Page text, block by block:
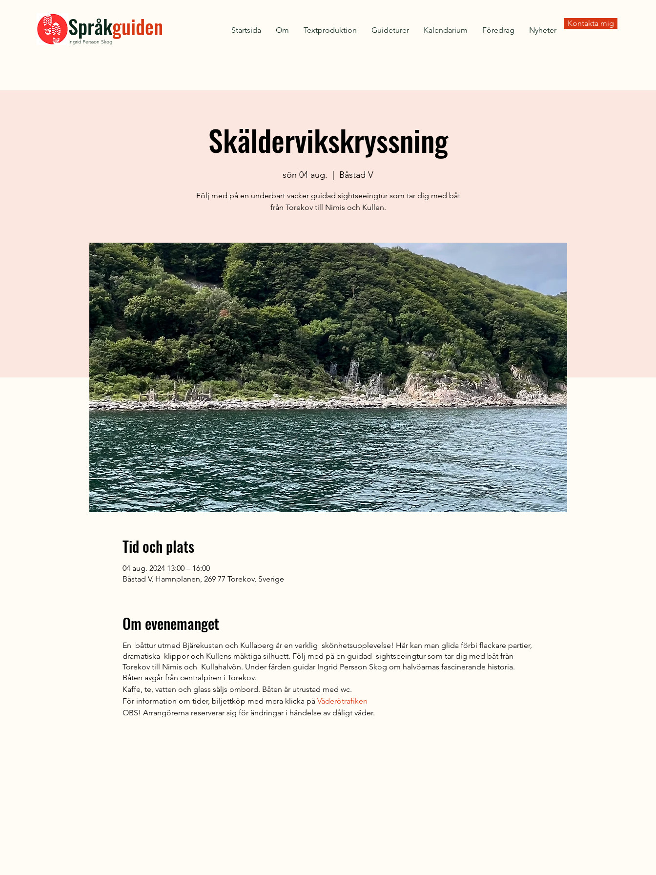
Språkguiden
Ingrid Persson Skog
Startsida Om Textproduktion Guideturer Kalendarium Föredrag Nyheter
Kontakta mig
Skäldervikskryssning
sön 04 aug. Båstad V
Följ med på en underbart vacker guidad sightseeingtur som tar dig med båt
från Torekov till Nimis och Kullen.
Tid och plats
04 aug. 2024 13:00 – 16:00
Båstad V, Hamnplanen, 269 77 Torekov, Sverige
Om evenemanget
En båttur utmed Bjärekusten och Kullaberg är en verklig skönhetsupplevelse! Här kan man glida förbi flackare partier,
dramatiska klippor och Kullens mäktiga silhuett. Följ med på en guidad sightseeingtur som tar dig med båt från
Torekov till Nimis och Kullahalvön. Under färden guidar Ingrid Persson Skog om halvöarnas fascinerande historia.
Båten avgår från centralpiren i Torekov.
Kaffe, te, vatten och glass säljs ombord. Båten är utrustad med wc.
För information om tider, biljettköp med mera klicka på Väderötrafiken
OBS! Arrangörerna reserverar sig för ändringar i händelse av dåligt väder.